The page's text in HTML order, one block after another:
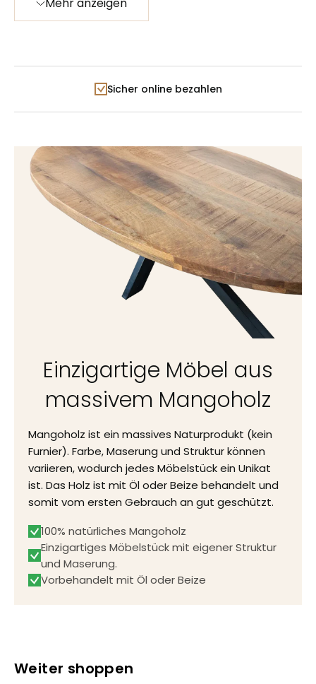
Versuchen Sie, diesen Fernsehschrank mit dem
Anrichte aus der Birmingham-Kollektion zu
an dem es wieder auf Lager ist, neben dem Artikel
Sie Ihre Bestellung verfolgen können.
Mehr anzeigen
Sicher online bezahlen
Einzigartige Möbel aus
massivem Mangoholz
Mangoholz ist ein massives Naturprodukt (kein
Furnier). Farbe, Maserung und Struktur können
variieren, wodurch jedes Möbelstück ein Unikat
ist. Das Holz ist mit Öl oder Beize behandelt und
somit vom ersten Gebrauch an gut geschützt.
100% natürliches Mangoholz
Einzigartiges Möbelstück mit eigener Struktur
und Maserung.
Vorbehandelt mit Öl oder Beize
Weiter shoppen